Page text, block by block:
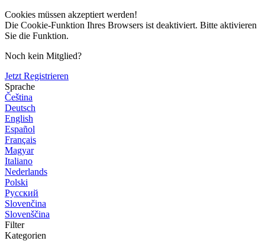
Cookies müssen akzeptiert werden!
Die Cookie-Funktion Ihres Browsers ist deaktiviert. Bitte aktivieren
Sie die Funktion.
Noch kein Mitglied?
Jetzt Registrieren
Sprache
Čeština
Deutsch
English
Español
Français
Magyar
Italiano
Nederlands
Polski
Русский
Slovenčina
Slovenščina
Filter
Kategorien